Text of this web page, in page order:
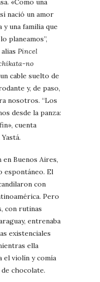
nació un amor
una familia que
planeamos”,
Pincel
no
cable suelto de
y, de paso,
nosotros. “Los
desde la panza:
cuenta
en Buenos Aires,
espontáneo. El
con
Pero
con rutinas
entrenaba
existenciales
ella
el violín y comía
chocolate.